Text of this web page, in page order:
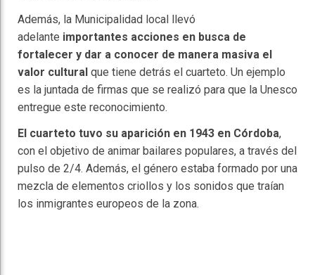
Además, la Municipalidad local llevó
adelante importantes acciones en busca de
fortalecer y dar a conocer de manera masiva el
valor cultural que tiene detrás el cuarteto. Un ejemplo
es la juntada de firmas que se realizó para que la Unesco
entregue este reconocimiento.
El cuarteto tuvo su aparición en 1943 en Córdoba,
con el objetivo de animar bailares populares, a través del
pulso de 2/4. Además, el género estaba formado por una
mezcla de elementos criollos y los sonidos que traían
los inmigrantes europeos de la zona.